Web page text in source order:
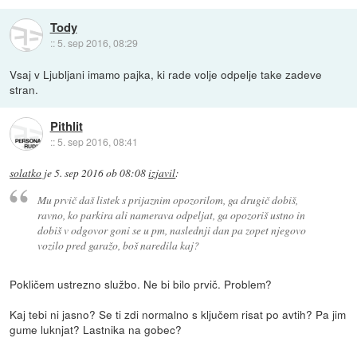
Tody
:: 5. sep 2016, 08:29
Vsaj v Ljubljani imamo pajka, ki rade volje odpelje take zadeve
stran.
Pithlit
::5. sep 2016, 08:41
solatko je5. sep 2016 ob 08:08izjavil:
Mu prvič daš listek s prijaznim opozorilom, ga drugič dobiš,
ravno, ko parkira ali namerava odpeljat, ga opozoriš ustno in
dobiš v odgovor goni se u pm, naslednji dan pa zopet njegovo
vozilo pred garažo, boš naredila kaj?
Pokličem ustrezno službo. Ne bi bilo prvič. Problem?
Kaj tebi ni jasno? Se ti zdi normalno s ključem risat po avtih? Pa jim
gume luknjat? Lastnika na gobec?